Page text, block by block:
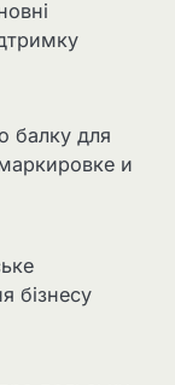
балку для
и
бізнесу